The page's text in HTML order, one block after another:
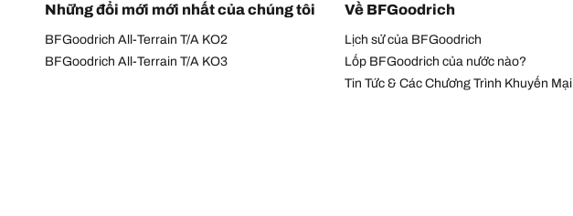
Những đổi mới mới nhất của chúng tôi
BFGoodrich All-Terrain T/A KO2
BFGoodrich All-Terrain T/A KO3
Về BFGoodrich
Lịch sử của BFGoodrich
Lốp BFGoodrich của nước nào?
Tin Tức & Các Chương Trình Khuyến Mại